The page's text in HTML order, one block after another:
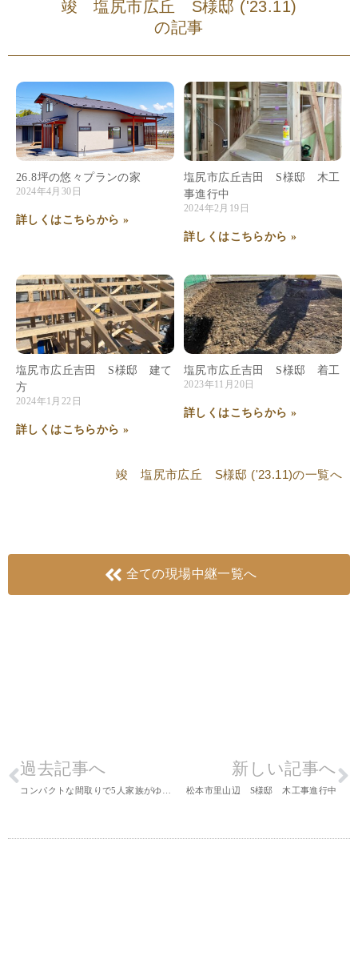
竣 塩尻市広丘 S様邸 ('23.11)
の記事
26.8坪の悠々プランの家
2024年4月30日
詳しくはこちらから »
塩尻市広丘吉田 S様邸 木工
事進行中
2024年2月19日
詳しくはこちらから »
塩尻市広丘吉田 S様邸 建て
方
2024年1月22日
詳しくはこちらから »
塩尻市広丘吉田 S様邸 着工
2023年11月20日
詳しくはこちらから »
竣 塩尻市広丘 S様邸 ('23.11)の一覧へ
全ての現場中継一覧へ
過去記事へ 新しい記事へ
松本市里山辺 S様邸 木工事進行中